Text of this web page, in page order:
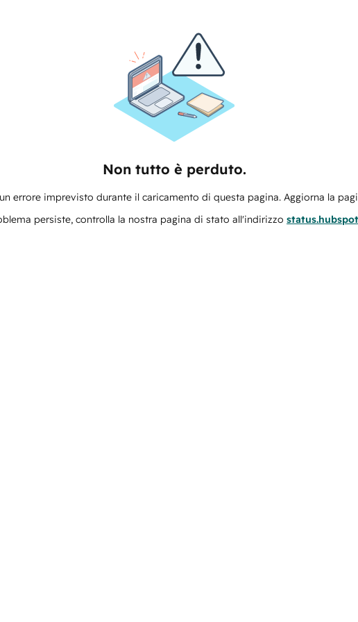
Non tutto è perduto.
errore imprevisto durante il caricamento di questa pagina. Aggiorna la
persiste, controlla la nostra pagina di stato all'indirizzo